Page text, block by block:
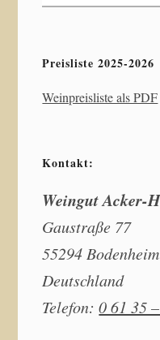
nach:
Preisliste 2025-2026
Weinpreisliste als PDF
Kontakt:
Weingut Acker-
Gaustraße 77
55294
Deutschland
Telefon:0 61 35